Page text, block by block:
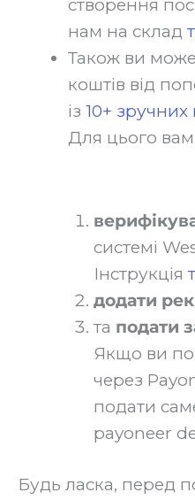
створення
нам на склад
Також ви
коштів від
із 10+ зручних
Для цього вам
системі
Інструкція
додати
та подати
Якщо ви
через
подати
payoneer
Будь ласка, перед